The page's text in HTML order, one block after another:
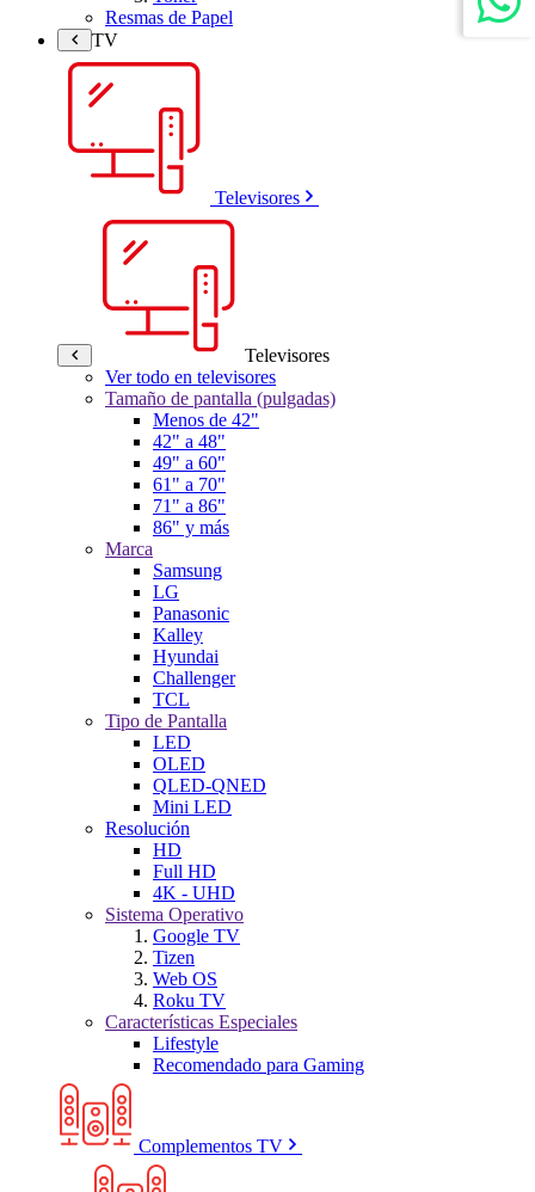
Resmas de Papel
TV
Televisores
Televisores
Ver todo en televisores
Tamaño de pantalla (pulgadas)
Menos de 42"
42" a 48"
49" a 60"
61" a 70"
71" a 86"
86" y más
Marca
Samsung
LG
Panasonic
Kalley
Hyundai
Challenger
TCL
Tipo de Pantalla
LED
OLED
QLED-QNED
Mini LED
Resolución
HD
Full HD
4K - UHD
Sistema Operativo
Google TV
Tizen
Web OS
Roku TV
Características Especiales
Lifestyle
Recomendado para Gaming
Complementos TV